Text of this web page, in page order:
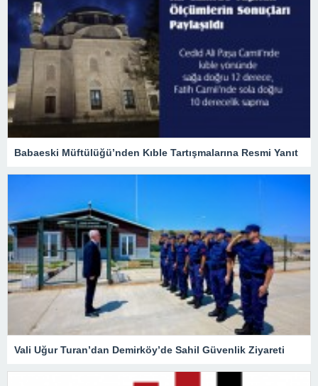
Babaeski Müftülüğü’nden Kıble Tartışmalarına Resmi Yanıt
Vali Uğur Turan’dan Demirköy’de Sahil Güvenlik Ziyareti